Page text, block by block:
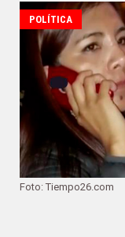
POLÍTICA
Foto: Tiempo26.com